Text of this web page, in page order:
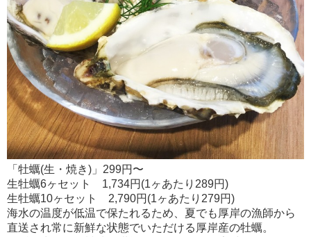
「牡蠣(生・焼き)」299円〜
生牡蠣6ヶセット 1,734円(1ヶあたり289円)
生牡蠣10ヶセット 2,790円(1ヶあたり279円)
海水の温度が低温で保たれるため、夏でも厚岸の漁師から
直送され常に新鮮な状態でいただける厚岸産の牡蠣。